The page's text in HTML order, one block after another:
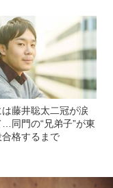
藤井聡太二冠が涙
…同門の“兄弟子”が東
合格するまで